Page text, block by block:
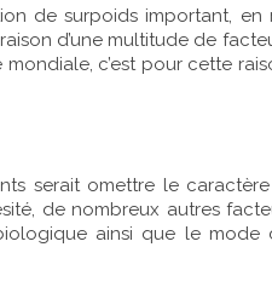
de surpoids important, en
d’une multitude de
mondiale, c’est pour cette
serait omettre le
de nombreux autres
ainsi que le mode